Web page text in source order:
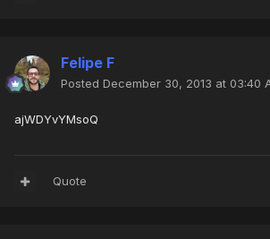
Felipe F
Posted December 30, 2013 at 03:40
ajWDYvYMsoQ
Quote